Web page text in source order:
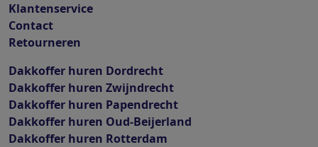
Klantenservice
Contact
Retourneren
Dakkoffer huren Dordrecht
Dakkoffer huren Zwijndrecht
Dakkoffer huren Papendrecht
Dakkoffer huren Oud-Beijerland
Dakkoffer huren Rotterdam